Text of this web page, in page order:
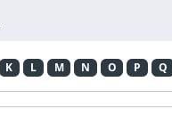
K L M N O P Q